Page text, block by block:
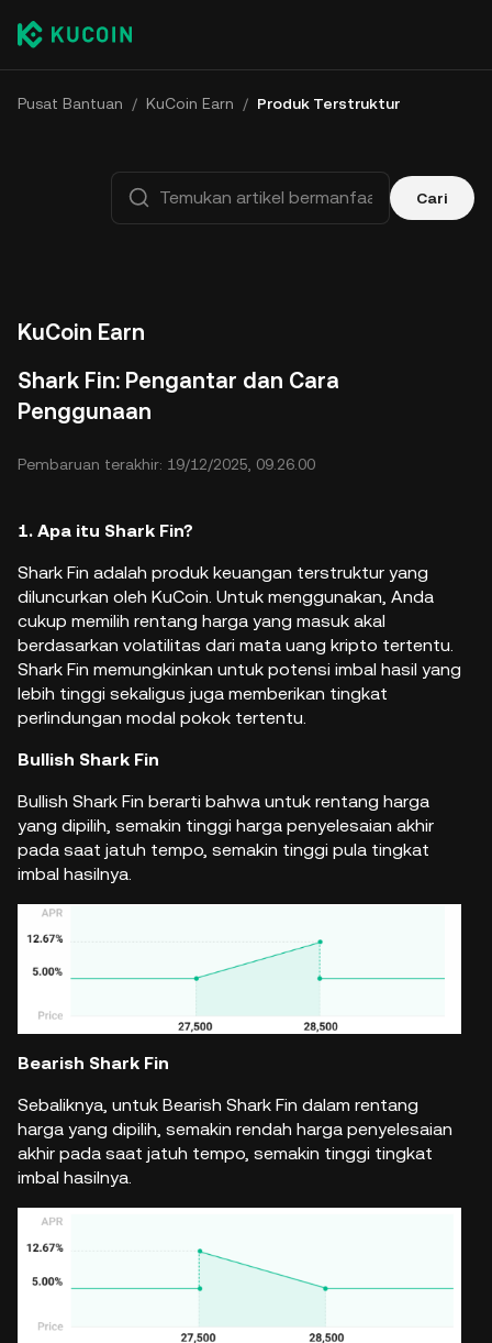
Pusat Bantuan / KuCoin Earn / Produk Terstruktur
Cari
KuCoin Earn
Shark Fin: Pengantar dan Cara
Penggunaan
Pembaruan terakhir: 19/12/2025, 09.26.00
1. Apa itu Shark Fin?
Shark Fin adalah produk keuangan terstruktur yang
diluncurkan oleh KuCoin. Untuk menggunakan, Anda
cukup memilih rentang harga yang masuk akal
berdasarkan volatilitas dari mata uang kripto tertentu.
Shark Fin memungkinkan untuk potensi imbal hasil yang
lebih tinggi sekaligus juga memberikan tingkat
perlindungan modal pokok tertentu.
Bullish Shark Fin
Bullish Shark Fin berarti bahwa untuk rentang harga
yang dipilih, semakin tinggi harga penyelesaian akhir
pada saat jatuh tempo, semakin tinggi pula tingkat
imbal hasilnya.
Bearish Shark Fin
Sebaliknya, untuk Bearish Shark Fin dalam rentang
harga yang dipilih, semakin rendah harga penyelesaian
akhir pada saat jatuh tempo, semakin tinggi tingkat
imbal hasilnya.